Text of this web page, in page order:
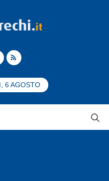
6 AGOSTO